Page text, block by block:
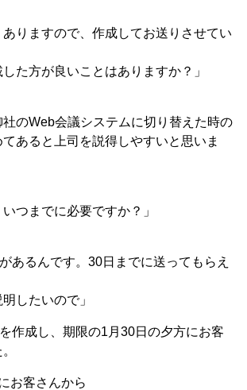
ありますので、作成してお送りさせてい
した方が良いことはありますか？」
社のWeb会議システムに切り替えた時の
あると上司を説得しやすいと思いま
いつまでに必要ですか？」
あるんです。30日までに送ってもらえ
したいので」
作成し、期限の1月30日の夕方にお客
お客さんから